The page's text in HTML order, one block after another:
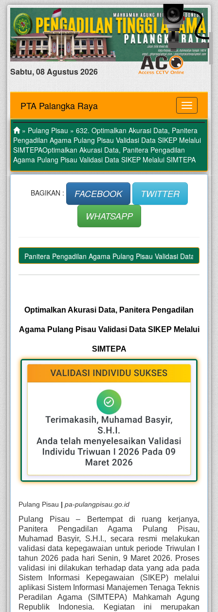
Sabtu, 08 Agustus 2026
MENU
PTA Palangka Raya
» Pulang Pisau » 632. Optimalkan Akurasi Data, Panitera
Pengadilan Agama Pulang Pisau Validasi Data SIKEP Melalui
SIMTEPAOptimalkan Akurasi Data, Panitera Pengadilan
Agama Pulang Pisau Validasi Data SIKEP Melalui SIMTEPA
BAGIKAN : FACEBOOK
TWITTER
WHATSAPP
Panitera Pengadilan Agama Pulang Pisau Validasi Data SIKEP
Optimalkan Akurasi Data, Panitera Pengadilan
Agama Pulang Pisau Validasi Data SIKEP Melalui
SIMTEPA
Pulang Pisau | pa-pulangpisau.go.id
Pulang Pisau – Bertempat di ruang kerjanya,
Panitera Pengadilan Agama Pulang Pisau,
Muhamad Basyir, S.H.I., secara resmi melakukan
validasi data kepegawaian untuk periode Triwulan I
tahun 2026 pada hari Senin, 9 Maret 2026. Proses
validasi ini dilakukan terhadap data yang ada pada
Sistem Informasi Kepegawaian (SIKEP) melalui
aplikasi Sistem Informasi Manajemen Tenaga Teknis
Peradilan Agama (SIMTEPA) Mahkamah Agung
Republik Indonesia. Kegiatan ini merupakan